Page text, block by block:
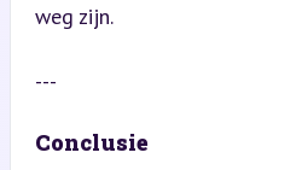
weg zijn.
---
Conclusie